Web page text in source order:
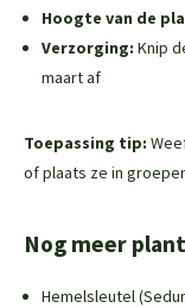
Hoogte van de
Verzorging: Knip
maart af
Toepassing tip:
of plaats ze in
Nog meer
Hemelsleutel